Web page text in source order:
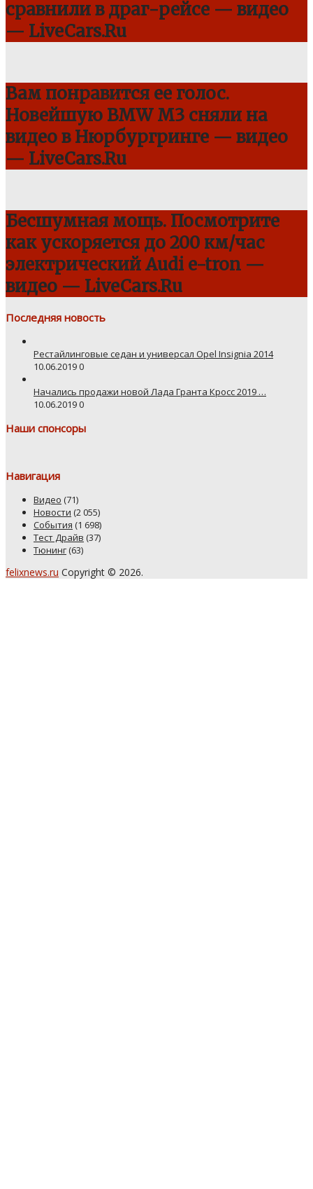
сравнили в драг-рейсе — видео
— LiveCars.Ru
Вам понравится ее голос.
Новейшую BMW M3 сняли на
видео в Нюрбургринге — видео
— LiveCars.Ru
Бесшумная мощь. Посмотрите
как ускоряется до 200 км/час
электрический Audi e-tron —
видео — LiveCars.Ru
Последняя новость
Рестайлинговые седан и универсал Opel Insignia 2014
10.06.20190
Начались продажи новой Лада Гранта Кросс 2019 …
10.06.20190
Наши спонсоры
Навигация
Видео (71)
Новости (2 055)
События (1 698)
Тест Драйв (37)
Тюнинг (63)
felixnews.ru Copyright © 2026.